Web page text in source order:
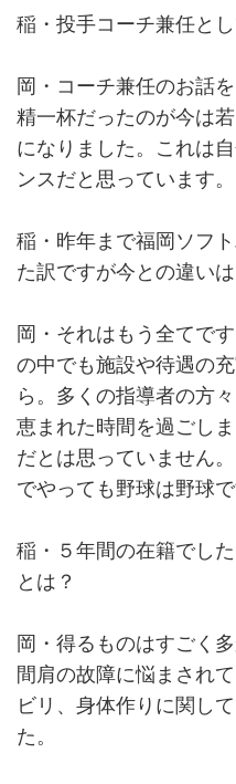
稲・投手コーチ兼任とし
岡・コーチ兼任のお話
精一杯だったのが今は
になりました。これは
ンスだと思っています。
稲・昨年まで福岡ソフ
た訳ですが今との違い
岡・それはもう全てで
の中でも施設や待遇の
ら。多くの指導者の方
恵まれた時間を過ごし
だとは思っていません
でやっても野球は野球で
稲・５年間の在籍でし
とは？
岡・得るものはすごく
間肩の故障に悩まされ
ビリ、身体作りに関し
た。